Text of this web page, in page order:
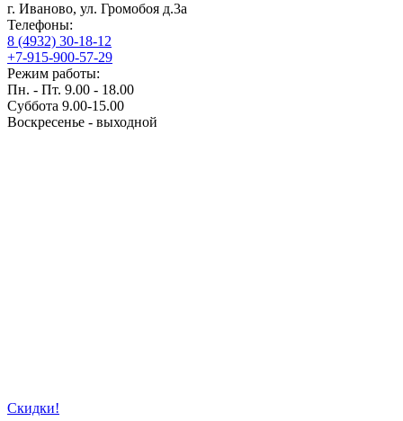
г. Иваново, ул. Громобоя д.3а
Телефоны:
8 (4932) 30-18-12
+7-915-900-57-29
Режим работы:
Пн. - Пт. 9.00 - 18.00
Суббота 9.00-15.00
Воскресенье - выходной
Скидки!